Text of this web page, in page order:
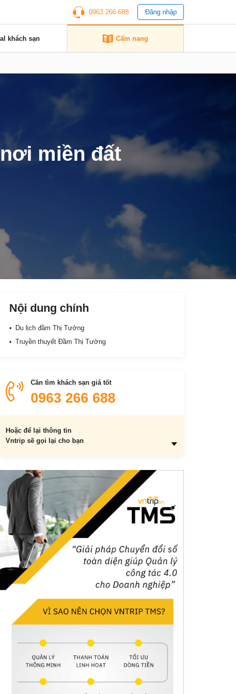
0963 266 688 Đăng nhập
khách sạn Cẩm nang
miền đất
Nội dung chính
Du lịch đầm Thị Tường
Truyền thuyết Đầm Thị Tường
Cần tìm khách sạn giá tốt
0963 266 688
Hoặc để lại thông tin
Vntrip sẽ gọi lại cho bạn